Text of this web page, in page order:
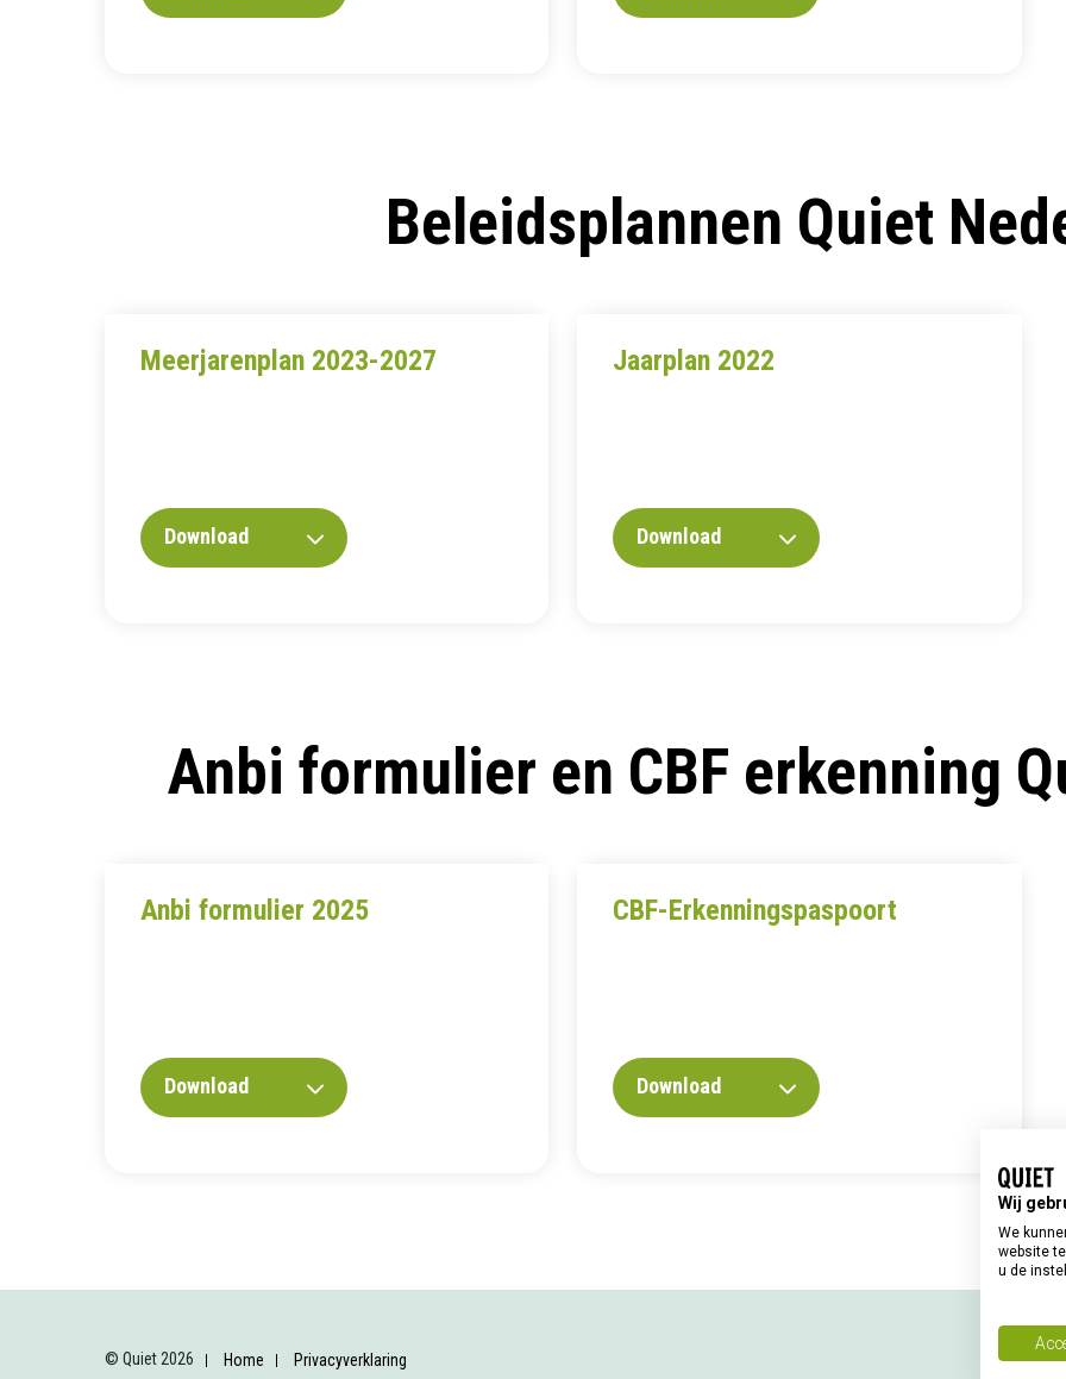
Beleidsplannen Quiet
Meerjarenplan 2023-2027
Download
Jaarplan 2022
Download
Anbi formulier en CBF erkenning
Anbi formulier 2025
Download
CBF-Erkenningspaspoort
Download
© Quiet 2026 Home Privacyverklaring
Wij
We
website
u de